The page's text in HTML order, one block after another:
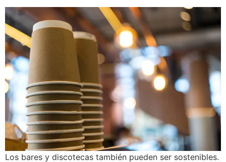
Los bares y discotecas también pueden ser sostenibles.